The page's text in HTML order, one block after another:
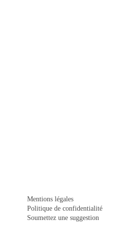
Mentions légales
Politique de confidentialité
Soumettez une suggestion